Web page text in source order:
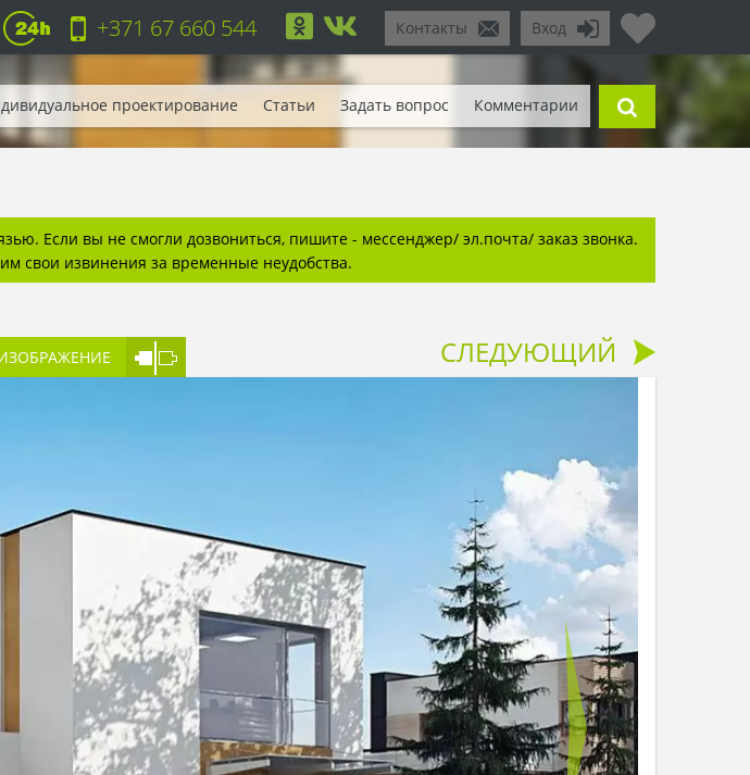
Вход
Контакты
+371 67 660 544
проектирование Статьи Задать вопрос Комментарии
Если вы не смогли дозвониться, пишите - мессенджер/ эл.почта/ заказ звонка.
свои извинения за временные неудобства.
СЛЕДУЮЩИЙ